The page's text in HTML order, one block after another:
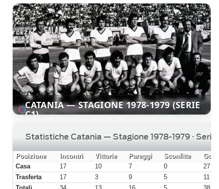
CATANIA — STAGIONE 1978-1979 (SERIE
C1)
Statistiche Catania — Stagione 1978-1979 · Serie
Posizione Incontri Vittorie Pareggi Sconfitte
Gol
Casa
17 10 7 0
27
Trasferta
17 3 9 5
11